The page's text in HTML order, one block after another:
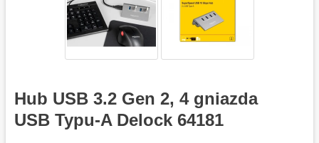
Hub USB 3.2 Gen 2, 4 gniazda
USB Typu-A Delock 64181